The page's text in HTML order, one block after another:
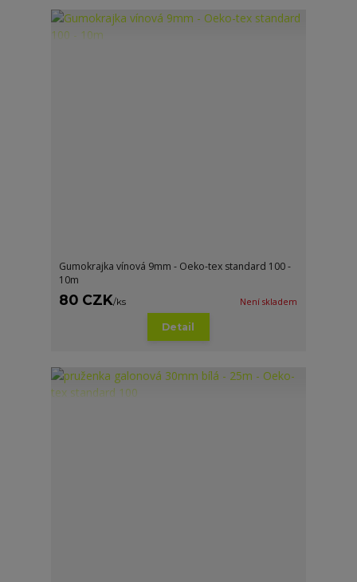
Gumokrajka vínová 9mm - Oeko-tex standard 100 -
10m
80 CZK/ks Není skladem
Detail